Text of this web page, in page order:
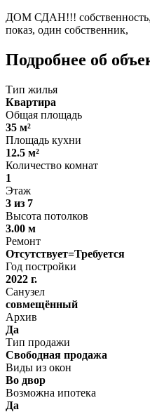
ДОМ СДАН!!!
показ, один собственник,
Подробнее об
Тип жилья
Квартира
Общая площадь
35 м²
Площадь кухни
12.5 м²
Количество комнат
1
Этаж
3 из 7
Высота потолков
3.00 м
Ремонт
Отсутствует=Требуется
Год постройки
2022 г.
Санузел
совмещённый
Архив
Да
Тип продажи
Свободная продажа
Виды из окон
Во двор
Возможна ипотека
Да